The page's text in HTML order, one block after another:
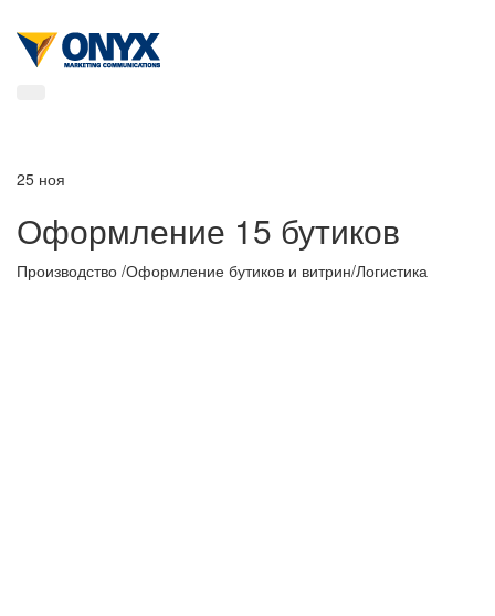
25 ноя
Оформление 15 бутиков
Производство /Оформление бутиков и витрин/Логистика